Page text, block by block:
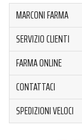
MARCONI FARMA
SERVIZIO CLIENTI
FARMA ONLINE
CONTATTACI
SPEDIZIONI VELOCI